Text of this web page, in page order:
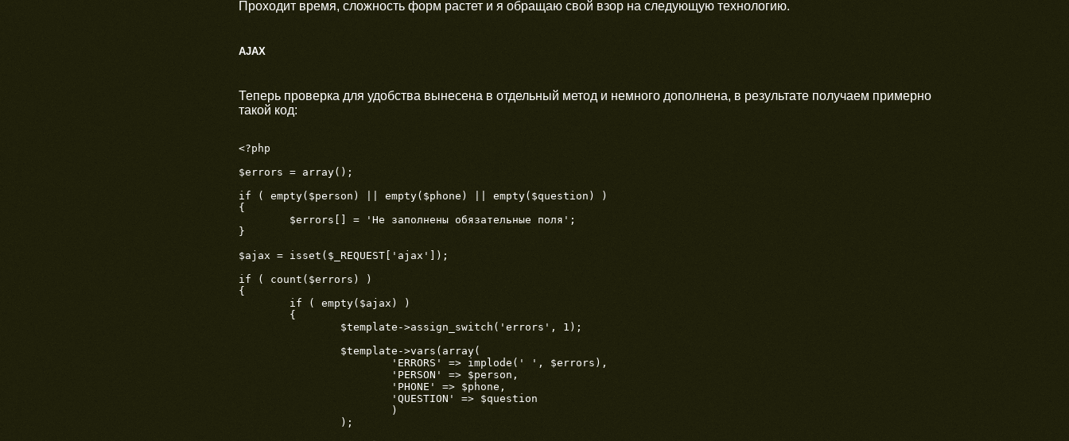
Проходит время, сложность форм растет и я обращаю свой взор на следующую технологию.
AJAX
Теперь проверка для удобства вынесена в отдельный метод и немного дополнена, в результате получаем примерно
такой код:
<?php
$errors = array();
if ( empty($person) || empty($phone) || empty($question) )
{
}
$ajax = isset($_REQUEST['ajax']);
if ( count($errors) )
{